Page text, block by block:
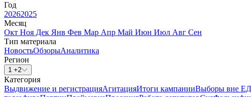
Год
20262025
Месяц
Окт Ноя Дек Янв Фев Мар Апр Май Июн Июл Авг Сен
Тип материала
НовостьОбзорыАналитика
Регион
1 +2
Категория
Выдвижение и регистрацияАгитацияИтоги кампанииВыборы вне